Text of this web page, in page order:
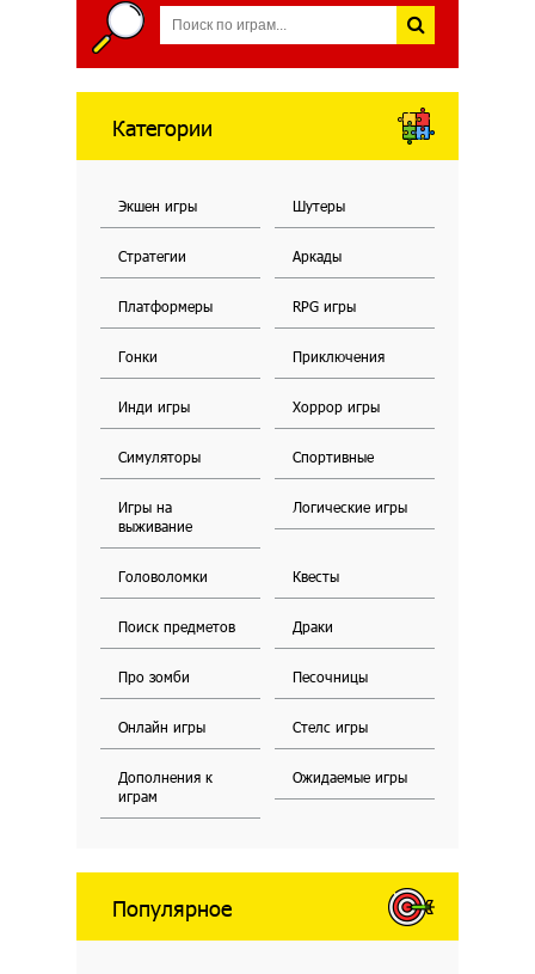
Категории
Экшен игры Шутеры
Стратегии Аркады
Платформеры RPG игры
Гонки Приключения
Инди игры Хоррор игры
Симуляторы Спортивные
Игры на
выживание
Логические игры
Головоломки Квесты
Поиск предметов Драки
Про зомби Песочницы
Онлайн игры Стелс игры
Дополнения к
играм
Ожидаемые игры
Популярное